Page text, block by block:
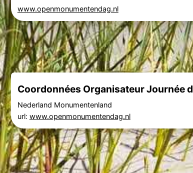
www.openmonumentendag.nl
Coordonnées Organisateur Journée
Nederland Monumentenland
url: www.openmonumentendag.nl